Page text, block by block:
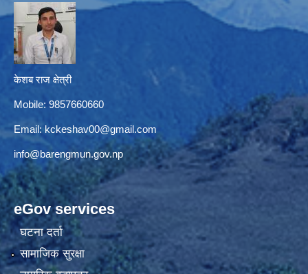
केशब राज क्षेत्री
Mobile: 9857660660
Email: kckeshav00@gmail.com
info@barengmun.gov.np
eGov services
घटना दर्ता
सामाजिक सुरक्षा